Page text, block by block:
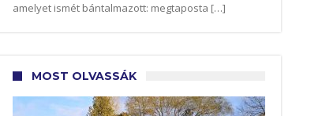
amelyet ismét bántalmazott: megtaposta […]
MOST OLVASSÁK